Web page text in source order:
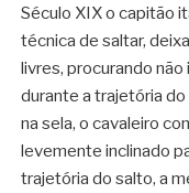
Século XIX o capitão
técnica de saltar,
livres, procurando
durante a trajetória
na sela, o cavaleiro
levemente inclinado
trajetória do salto, a